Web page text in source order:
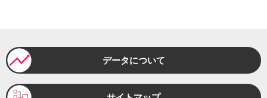
2023年2月
2023年1月 725円
データについて